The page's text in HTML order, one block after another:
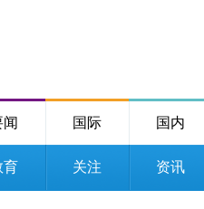
闻 国际 国内
育 关注 资讯